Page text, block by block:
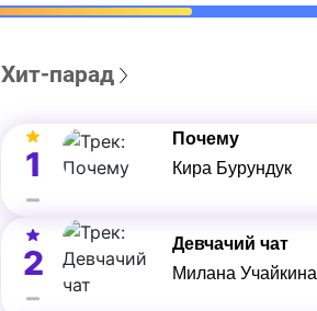
Хит-парад
1
Почему
Кира Бурундук
2
Девчачий чат
Милана Учайкина